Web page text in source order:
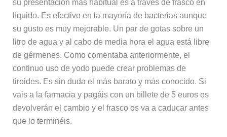
su presentación más habitual es a través de frasco en
líquido. Es efectivo en la mayoría de bacterias aunque
su gusto es muy mejorable. Un par de gotas sobre un
litro de agua y al cabo de media hora el agua está libre
de gérmenes. Como comentaba anteriormente, el
continuo uso de yodo puede crear problemas de
tiroides. Es sin duda el más barato y más conocido. Si
vais a la farmacia y pagáis con un billete de 5 euros os
devolverán el cambio y el frasco os va a caducar antes
que lo terminéis.